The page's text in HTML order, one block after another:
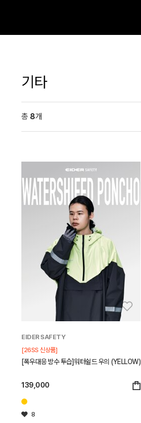
기타
총 8개
EIDER SAFETY
[26SS 신상품]
[폭우대응 방수 투습]워터쉴드 우의 (YELLOW)
139,000
8